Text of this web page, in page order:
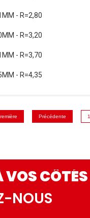
- R=2,80
- R=3,20
- R=3,70
- R=4,35
Précédente 1
VOS CÔTÉS
NOUS